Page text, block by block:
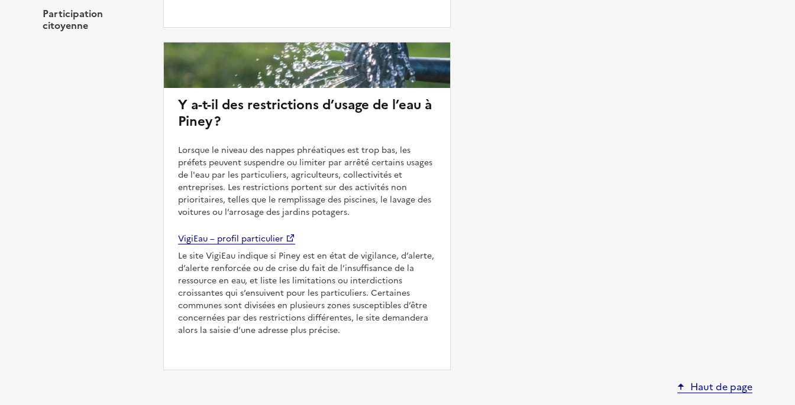
Participation
citoyenne
Y a-t-il des restrictions d’usage de l’eau à
Piney ?
Lorsque le niveau des nappes phréatiques est trop bas, les
préfets peuvent suspendre ou limiter par arrêté certains usages
de l'eau par les particuliers, agriculteurs, collectivités et
entreprises. Les restrictions portent sur des activités non
prioritaires, telles que le remplissage des piscines, le lavage des
voitures ou l’arrosage des jardins potagers.
VigiEau – profil particulier
Le site VigiEau indique si Piney est en état de vigilance, d’alerte,
d’alerte renforcée ou de crise du fait de l’insuffisance de la
ressource en eau, et liste les limitations ou interdictions
croissantes qui s’ensuivent pour les particuliers. Certaines
communes sont divisées en plusieurs zones susceptibles d’être
concernées par des restrictions différentes, le site demandera
alors la saisie d’une adresse plus précise.
Haut de page